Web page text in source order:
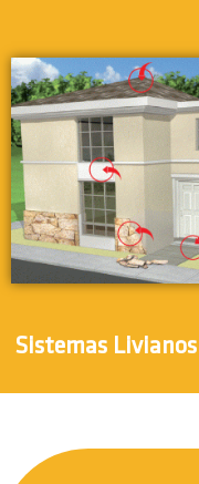
Sistemas Livianos